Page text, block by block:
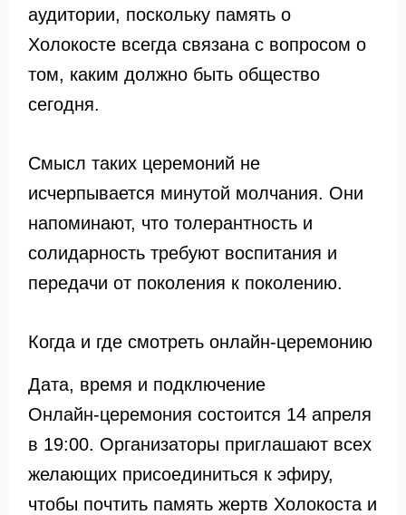
аудитории, поскольку память о
Холокосте всегда связана с вопросом о
том, каким должно быть общество
сегодня.
Смысл таких церемоний не
исчерпывается минутой молчания. Они
напоминают, что толерантность и
солидарность требуют воспитания и
передачи от поколения к поколению.
Когда и где смотреть онлайн-церемонию
Дата, время и подключение
Онлайн-церемония состоится 14 апреля
в 19:00. Организаторы приглашают всех
желающих присоединиться к эфиру,
чтобы почтить память жертв Холокоста и